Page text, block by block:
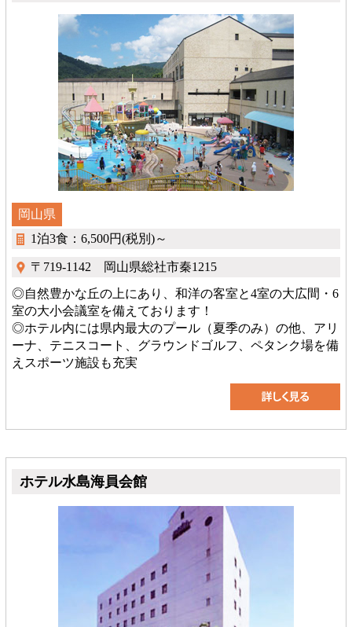
岡山県
1泊3食：6,500円(税別)～
〒719-1142 岡山県総社市秦1215
◎自然豊かな丘の上にあり、和洋の客室と4室の大広間・6
室の大小会議室を備えております！
◎ホテル内には県内最大のプール（夏季のみ）の他、アリ
ーナ、テニスコート、グラウンドゴルフ、ペタンク場を備
えスポーツ施設も充実
ホテル水島海員会館